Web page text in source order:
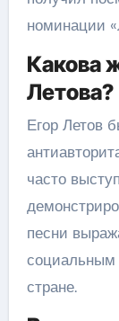
номинации
Какова
Летова?
Егор Летов
часто
песни
социальным
стране.